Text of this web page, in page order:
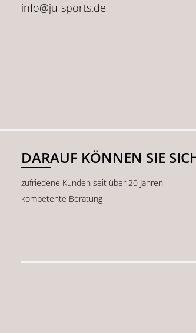
info@ju-sports.de
DARAUF KÖNNEN SIE
zufriedene Kunden seit über 20 Jahren
kompetente Beratung